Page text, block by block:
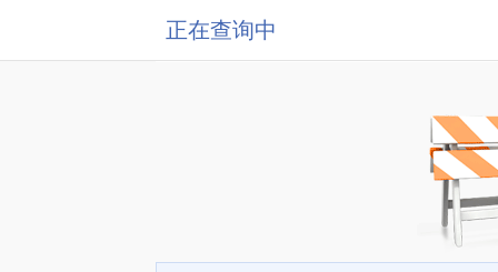
正在查询中